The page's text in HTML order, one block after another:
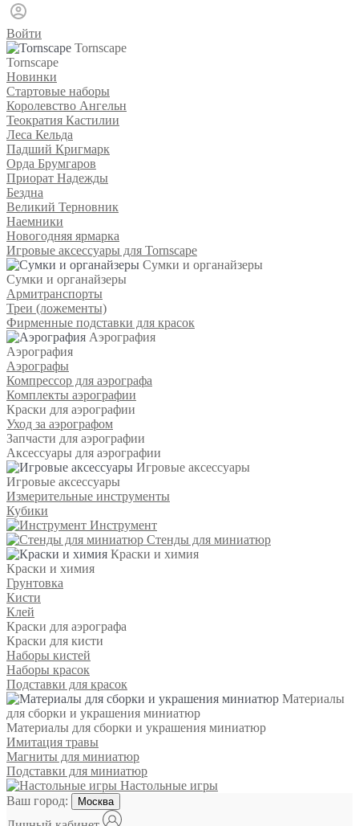
Войти
Tornscape
Tornscape
Новинки
Стартовые наборы
Королевство Ангельн
Теократия Кастилии
Леса Кельда
Падший Кригмарк
Орда Брумгаров
Приорат Надежды
Бездна
Великий Терновник
Наемники
Новогодняя ярмарка
Игровые аксессуары для Tornscape
Сумки и органайзеры
Сумки и органайзеры
Армитранспорты
Треи (ложементы)
Фирменные подставки для красок
Аэрография
Аэрография
Аэрографы
Компрессор для аэрографа
Комплекты аэрографии
Краски для аэрографии
Уход за аэрографом
Запчасти для аэрографии
Аксессуары для аэрографии
Игровые аксессуары
Игровые аксессуары
Измерительные инструменты
Кубики
Инструмент
Стенды для миниатюр
Краски и химия
Краски и химия
Грунтовка
Кисти
Клей
Краски для аэрографа
Краски для кисти
Наборы кистей
Наборы красок
Подставки для красок
Материалы
для сборки и украшения миниатюр
Материалы для сборки и украшения миниатюр
Имитация травы
Магниты для миниатюр
Подставки для миниатюр
Настольные игры
Ваш город:
Москва